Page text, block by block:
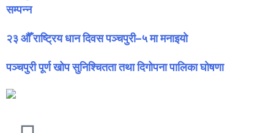
सम्पन्न
२३ औँ राष्ट्रिय धान दिवस पञ्चपुरी–५ मा मनाइयाे
पञ्चपुरी पूर्ण खोप सुनिश्चितता तथा दिगोपना पालिका घोषणा